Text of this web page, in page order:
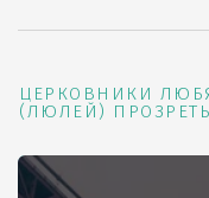
ЦЕРКОВНИКИ
(ЛЮЛЕЙ) ПРОЗРЕТЬ